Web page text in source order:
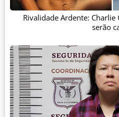
Rivalidade Ardente: Charlie
serão